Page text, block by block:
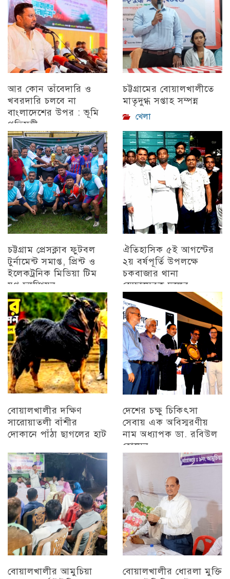
আর কোন তাঁবেদারি ও
খবরদারি চলবে না
বাংলাদেশের উপর : ভূমি
প্রতিমন্ত্রী
চট্টগ্রাম
চট্টগ্রামের বোয়ালখালীতে
মাতৃদুগ্ধ সপ্তাহ সম্পন্ন
খেলা
চট্টগ্রাম প্রেসক্লাব ফুটবল
টুর্নামেন্ট সমাপ্ত, প্রিন্ট ও
ইলেকট্রনিক মিডিয়া টিম
যুগ্ন চ্যাম্পিয়ন
চট্টগ্রাম
ঐতিহাসিক ৫ই আগস্টের
২য় বর্ষপূর্তি উপলক্ষে
চকবাজার থানা
স্বেচ্ছাসেবক দলের
প্রামাণ্যচিত্র প্রদর্শন ও
বিজয় মিছিল
চট্টগ্রাম
বোয়ালখালীর দক্ষিণ
সারোয়াতলী বাঁশীর
দোকানে পাঁঠা ছাগলের হাট
দেশের চক্ষু চিকিৎসা
সেবায় এক অবিস্মরণীয়
নাম অধ্যাপক ডা. রবিউল
হোসেন
বোয়ালখালীর আমুচিয়া
বোয়ালখালীর ধোরলা মুক্তি